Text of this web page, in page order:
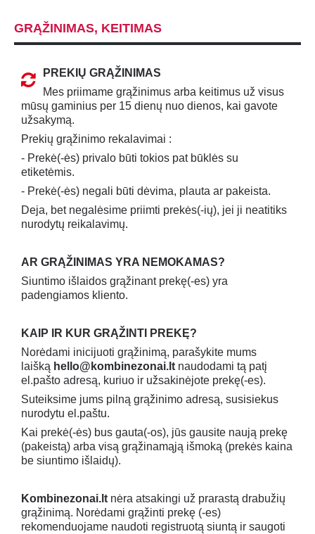
GRĄŽINIMAS, KEITIMAS
PREKIŲ GRĄŽINIMAS
Mes priimame grąžinimus arba keitimus už visus
mūsų gaminius per 15 dienų nuo dienos, kai gavote
užsakymą.
Prekių grąžinimo rekalavimai :
- Prekė(-ės) privalo būti tokios pat būklės su
etiketėmis.
- Prekė(-ės) negali būti dėvima, plauta ar pakeista.
Deja, bet negalėsime priimti prekės(-ių), jei ji neatitiks
nurodytų reikalavimų.
AR GRĄŽINIMAS YRA NEMOKAMAS?
Siuntimo išlaidos grąžinant prekę(-es) yra
padengiamos kliento.
KAIP IR KUR GRĄŽINTI PREKĘ?
Norėdami inicijuoti grąžinimą, parašykite mums
laišką hello@kombinezonai.lt naudodami tą patį
el.pašto adresą, kuriuo ir užsakinėjote prekę(-es).
Suteiksime jums pilną grąžinimo adresą, susisiekus
nurodytu el.paštu.
Kai prekė(-ės) bus gauta(-os), jūs gausite naują prekę
(pakeistą) arba visą grąžinamąją išmoką (prekės kaina
be siuntimo išlaidų).
Kombinezonai.lt nėra atsakingi už prarastą drabužių
grąžinimą. Norėdami grąžinti prekę (-es)
rekomenduojame naudoti registruotą siuntą ir saugoti